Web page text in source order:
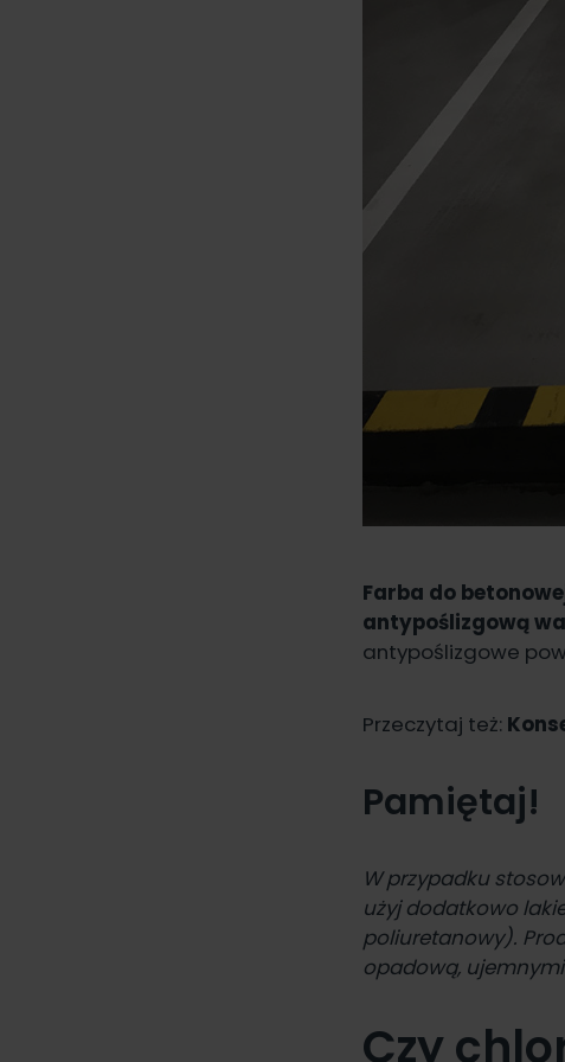
Farba do
antypoślizgową
antypoślizgowe
Przeczytaj też:
Pamiętaj!
W przypadku
użyj dodatkowo
poliuretanowy).
opadową,
Czy